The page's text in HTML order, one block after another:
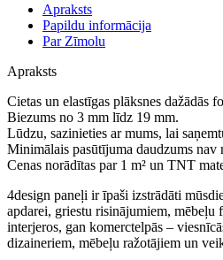
Apraksts
Papildu informācija
Par Zīmolu
Apraksts
Cietas un elastīgas plāksnes dažādās
Biezums no 3 mm līdz 19 mm.
Lūdzu, sazinieties ar mums, lai
Minimālais pasūtījuma daudzums nav
Cenas norādītas par 1 m² un TNT
4design paneļi ir īpaši izstrādāti
apdarei, griestu risinājumiem, mēbeļu
interjeros, gan komerctelpās –
dizaineriem, mēbeļu ražotājiem un